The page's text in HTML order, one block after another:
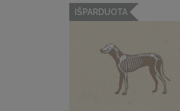
IŠPARDUOTA